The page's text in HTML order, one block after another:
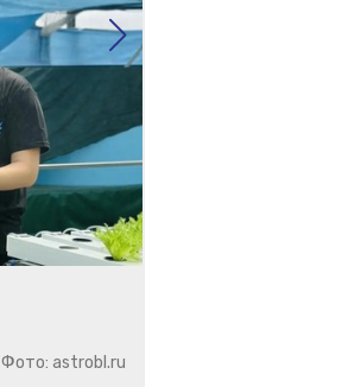
Фото: astrobl.ru